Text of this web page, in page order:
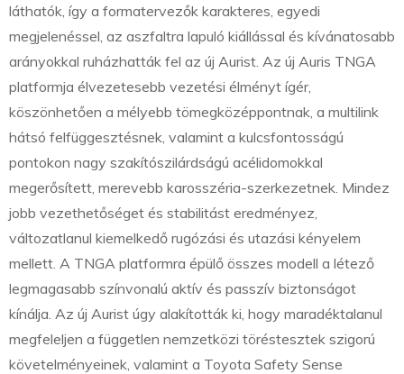
láthatók, így a formatervezők karakteres, egyedi
megjelenéssel, az aszfaltra lapuló kiállással és kívánatosabb
arányokkal ruházhatták fel az új Aurist. Az új Auris TNGA
platformja élvezetesebb vezetési élményt ígér,
köszönhetően a mélyebb tömegközéppontnak, a multilink
hátsó felfüggesztésnek, valamint a kulcsfontosságú
pontokon nagy szakítószilárdságú acélidomokkal
megerősített, merevebb karosszéria-szerkezetnek. Mindez
jobb vezethetőséget és stabilitást eredményez,
változatlanul kiemelkedő rugózási és utazási kényelem
mellett. A TNGA platformra épülő összes modell a létező
legmagasabb színvonalú aktív és passzív biztonságot
kínálja. Az új Aurist úgy alakították ki, hogy maradéktalanul
megfeleljen a független nemzetközi töréstesztek szigorú
követelményeinek, valamint a Toyota Safety Sense